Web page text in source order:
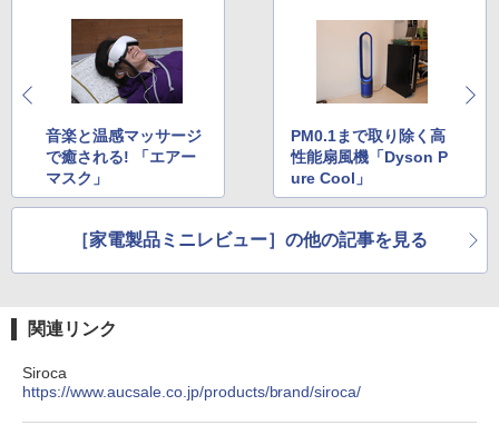
音楽と温感マッサージ
で癒される! 「エアー
マスク」
PM0.1まで取り除く高
性能扇風機「Dyson P
ure Cool」
［家電製品ミニレビュー］の他の記事を見る
関連リンク
Siroca
https://www.aucsale.co.jp/products/brand/siroca/